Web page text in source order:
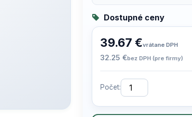
Dostupné ceny
39.67 €vrátane DPH
32.25 €bez DPH (pre firmy)
Počet: